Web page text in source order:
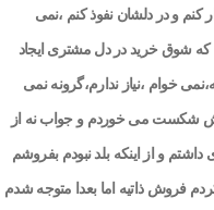
کنم و در دلشان نفوذ کنم ،نمی
شوق خرید در دل مشتری ایجاد
خوام ،نیاز ندارم،گرونه نمی
شکست می خوردم و جواب نه از
و از اینکه بلد نبودم بفروشم
فروش ذاتیه اما بعدا متوجه شدم